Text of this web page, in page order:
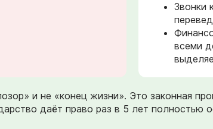
Звонки
всеми
и не «конец жизни». Это законная
даёт право раз в 5 лет полностью